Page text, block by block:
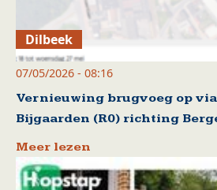
Dilbeek
07/05/2026 - 08:16
Vernieuwing brugvoeg op
Bijgaarden (R0) richting
Meer lezen